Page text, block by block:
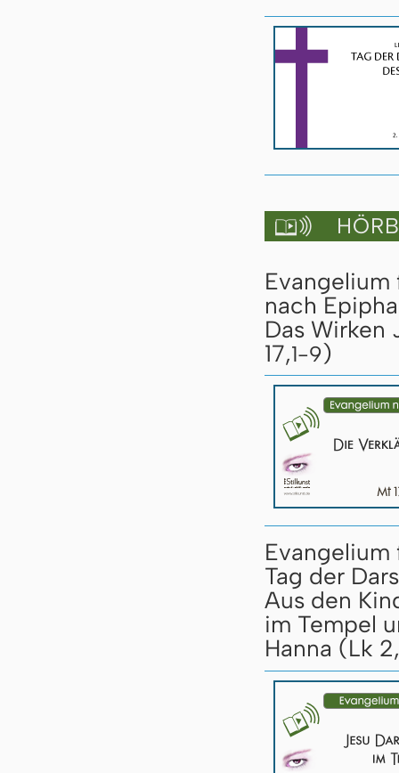

nach
Das Wirken
17,1-9)
Evangelium
Tag der
Aus den
im Tempel
Hanna (Lk 2,